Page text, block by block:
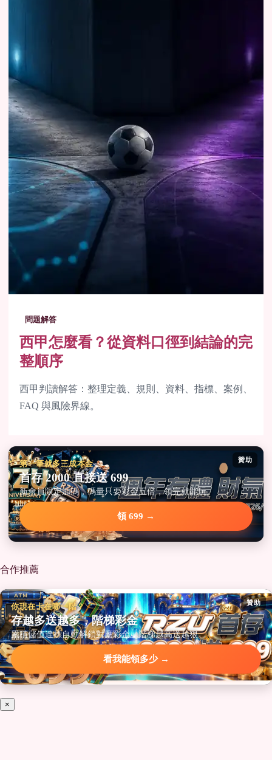
問題解答
西甲怎麼看？從資料口徑到結論的完
整順序
西甲判讀解答：整理定義、規則、資料、指標、案例、
FAQ 與風險界線。
贊助
第一筆就多三成本金
首存 2000 直接送 699
新會員限定加碼，碼量只要彩金五倍，領完就能玩。
領 699 →
合作推薦
贊助
你現在卡在哪一階？
存越多送越多，階梯彩金
累積儲值達標自動解鎖對應彩金，階梯越高送越狠。
看我能領多少 →
×